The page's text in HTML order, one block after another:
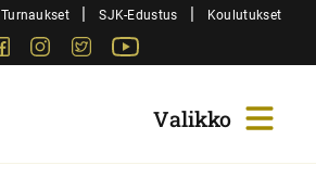
Turnaukset | SJK-Edustus | Koulutukset
FacebookInstagram
Twitter